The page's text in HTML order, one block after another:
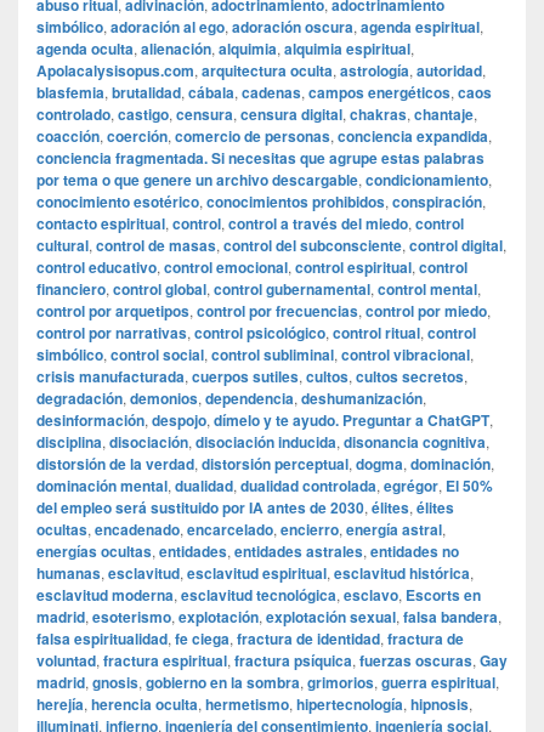
abuso ritual, adivinación, adoctrinamiento, adoctrinamiento
simbólico, adoración al ego, adoración oscura, agenda espiritual,
agenda oculta, alienación, alquimia, alquimia espiritual,
Apolacalysisopus.com, arquitectura oculta, astrología, autoridad,
blasfemia, brutalidad, cábala, cadenas, campos energéticos, caos
controlado, castigo, censura, censura digital, chakras, chantaje,
coacción, coerción, comercio de personas, conciencia expandida,
conciencia fragmentada. Si necesitas que agrupe estas palabras
por tema o que genere un archivo descargable, condicionamiento,
conocimiento esotérico, conocimientos prohibidos, conspiración,
contacto espiritual, control, control a través del miedo, control
cultural, control de masas, control del subconsciente, control digital,
control educativo, control emocional, control espiritual, control
financiero, control global, control gubernamental, control mental,
control por arquetipos, control por frecuencias, control por miedo,
control por narrativas, control psicológico, control ritual, control
simbólico, control social, control subliminal, control vibracional,
crisis manufacturada, cuerpos sutiles, cultos, cultos secretos,
degradación, demonios, dependencia, deshumanización,
desinformación, despojo, dímelo y te ayudo. Preguntar a ChatGPT,
disciplina, disociación, disociación inducida, disonancia cognitiva,
distorsión de la verdad, distorsión perceptual, dogma, dominación,
dominación mental, dualidad, dualidad controlada, egrégor, El 50%
del empleo será sustituido por IA antes de 2030, élites, élites
ocultas, encadenado, encarcelado, encierro, energía astral,
energías ocultas, entidades, entidades astrales, entidades no
humanas, esclavitud, esclavitud espiritual, esclavitud histórica,
esclavitud moderna, esclavitud tecnológica, esclavo, Escorts en
madrid, esoterismo, explotación, explotación sexual, falsa bandera,
falsa espiritualidad, fe ciega, fractura de identidad, fractura de
voluntad, fractura espiritual, fractura psíquica, fuerzas oscuras, Gay
madrid, gnosis, gobierno en la sombra, grimorios, guerra espiritual,
herejía, herencia oculta, hermetismo, hipertecnología, hipnosis,
illuminati, infierno, ingeniería del consentimiento, ingeniería social,